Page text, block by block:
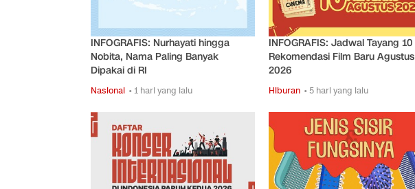
INFOGRAFIS: Nurhayati hingga
Nobita, Nama Paling Banyak
Dipakai di RI
Nasional • 1 hari yang lalu
INFOGRAFIS: Jadwal Tayang 10
Rekomendasi Film Baru Agustus
2026
Hiburan • 5 hari yang lalu